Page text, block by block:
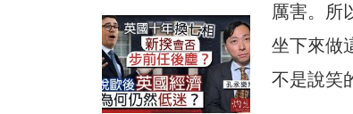
厲害。所
坐下來做
不是說笑
對付北約美國？